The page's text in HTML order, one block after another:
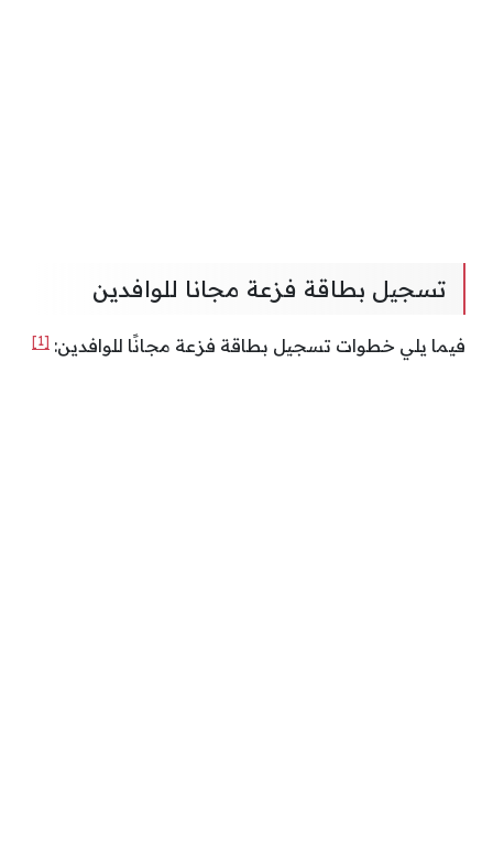
تسجيل بطاقة فزعة مجانا للوافدين
فيما يلي خطوات تسجيل بطاقة فزعة مجانًا للوافدين: [1]